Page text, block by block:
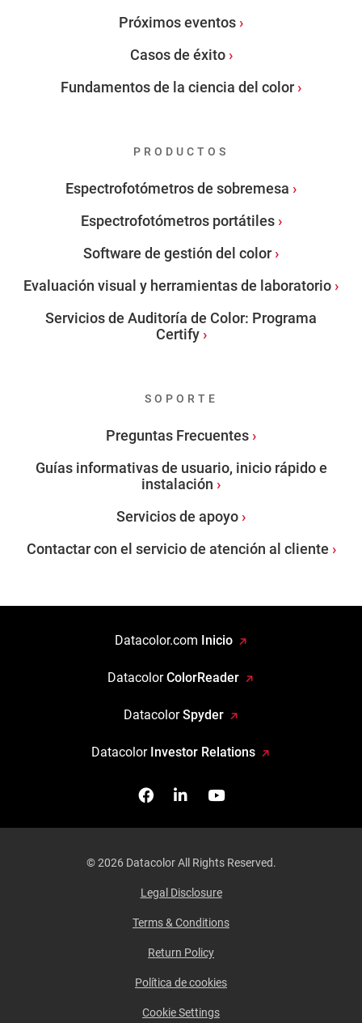
Próximos eventos
Casos de éxito
Fundamentos de la ciencia del color
PRODUCTOS
Espectrofotómetros de sobremesa
Espectrofotómetros portátiles
Software de gestión del color
Evaluación visual y herramientas de laboratorio
Servicios de Auditoría de Color: Programa
Certify
SOPORTE
Preguntas Frecuentes
Guías informativas de usuario, inicio rápido e
instalación
Servicios de apoyo
Contactar con el servicio de atención al cliente
Datacolor.com Inicio
DatacolorColorReader
DatacolorSpyder
Datacolor Investor Relations
FacebookSíganos en Linkedin
Míranos en YouTube
© 2026 Datacolor All Rights Reserved.
Legal Disclosure
Terms & Conditions
Return Policy
Política de cookies
Cookie Settings